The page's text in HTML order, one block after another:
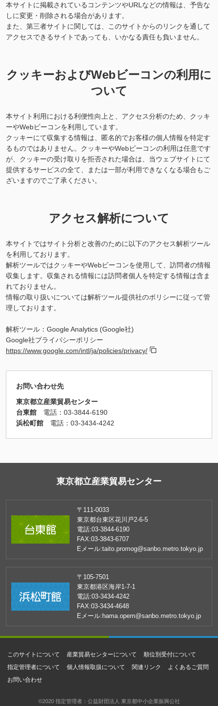
本サイトに掲載されているコンテンツやURLなどの情報は、予告な
しに変更・削除される場合があります。
また、第三者サイトに関しては、このサイトからのリンクを通して
アクセスできるサイトであっても、いかなる責任も負いません。
クッキーおよびWebビーコンの利用に
ついて
本サイト利用における利便性向上と、アクセス分析のため、クッキ
ーやWebビーコンを利用しています。
クッキーにて収集する情報は、匿名的でお客様の個人情報を特定す
るものではありません。クッキーやWebビーコンの利用は任意です
が、クッキーの受け取りを拒否された場合は、当ウェブサイトにて
提供するサービスの全て、または一部が利用できなくなる場合もご
ざいますのでご了承ください。
アクセス解析について
本サイトではサイト分析と改善のために以下のアクセス解析ツール
を利用しております。
解析ツールではクッキーやWebビーコンを使用して、訪問者の情報
収集します。収集される情報には訪問者個人を特定する情報は含ま
れておりません。
情報の取り扱いについては解析ツール提供社のポリシーに従って管
理しております。
解析ツール：Google Analytics (Google社)
Google社プライバシーポリシー
https://www.google.com/intl/ja/policies/privacy/
お問い合わせ先
東京都立産業貿易センター
台東館
電話：03-3844-6190
浜松町館 電話： 03-3434-4242
東京都立産業貿易センター
〒111-0033
東京都台東区花川戸2-6-5
電話:03-3844-6190
FAX:03-3843-6707
Eメール:taito.promog@sanbo.metro.tokyo.jp
〒105-7501
東京都港区海岸1-7-1
電話:03-3434-4242
FAX:03-3434-4648
Eメール: hama.opem@sanbo.metro.tokyo.jp
このサイトについて 産業貿易センターについて
順位別受付について
指定管理者について
個人情報取扱について 関連リンク
よくあるご質問
お問い合わせ
©2020 指定管理者：公益財団法人 東京都中小企業振興公社